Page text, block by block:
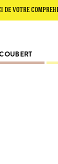
compréhension.